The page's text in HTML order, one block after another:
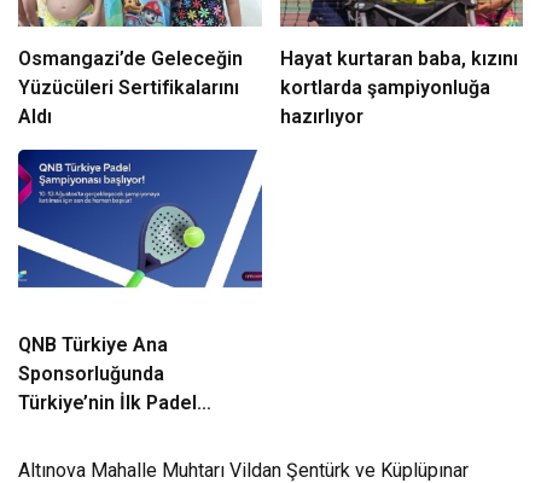
Osmangazi’de Geleceğin
Yüzücüleri Sertifikalarını
Aldı
Hayat kurtaran baba, kızını
kortlarda şampiyonluğa
hazırlıyor
QNB Türkiye Ana
Sponsorluğunda
Türkiye’nin İlk Padel
Başlıyor
Altınova Mahalle Muhtarı Vildan Şentürk ve Küplüpınar